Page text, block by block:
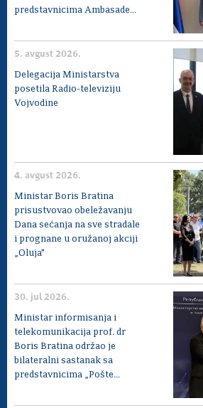
predstavnicima Ambasade...
5. avgust 2026.
Delegacija Ministarstva
posetila Radio-televiziju
Vojvodine
4. avgust 2026.
Ministar Boris Bratina
prisustvovao obeležavanju
Dana sećanja na sve stradale
i prognane u oružanoj akciji
„Oluja"
30. jul 2026.
Ministar informisanja i
telekomunikacija prof. dr
Boris Bratina održao je
bilateralni sastanak sa
predstavnicima „Pošte...